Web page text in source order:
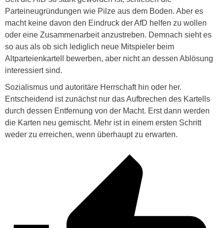
Parteineugründungen wie Pilze aus dem Boden. Aber es
macht keine davon den Eindruck der AfD helfen zu wollen
oder eine Zusammenarbeit anzustreben. Demnach sieht es
so aus als ob sich lediglich neue Mitspieler beim
Altparteienkartell bewerben, aber nicht an dessen Ablösung
interessiert sind.
Sozialismus und autoritäre Herrschaft hin oder her.
Entscheidend ist zunächst nur das Aufbrechen des Kartells
durch dessen Entfernung von der Macht. Erst dann werden
die Karten neu gemischt. Mehr ist in einem ersten Schritt
weder zu erreichen, wenn überhaupt zu erwarten.